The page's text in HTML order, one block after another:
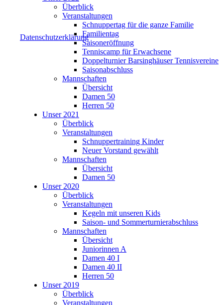
Datenschutzerklärung
Überblick
Veranstaltungen
Schnuppertag für die ganze Familie
Familientag
Saisoneröffnung
Tenniscamp für Erwachsene
Doppelturnier Barsinghäuser Tennisvereine
Saisonabschluss
Mannschaften
Übersicht
Damen 50
Herren 50
Unser 2021
Überblick
Veranstaltungen
Schnuppertraining Kinder
Neuer Vorstand gewählt
Mannschaften
Übersicht
Damen 50
Unser 2020
Überblick
Veranstaltungen
Kegeln mit unseren Kids
Saison- und Sommerturnierabschluss
Mannschaften
Übersicht
Juniorinnen A
Damen 40 I
Damen 40 II
Herren 50
Unser 2019
Überblick
Veranstaltungen